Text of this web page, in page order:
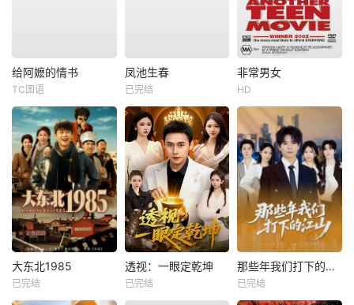
给阿嬷的情书
TC国语
凤池生春
已完结
非常男女
HD
大东北1985
已完结
透视：一眼定乾坤
已完结
那些年我们打下的江山
已完结